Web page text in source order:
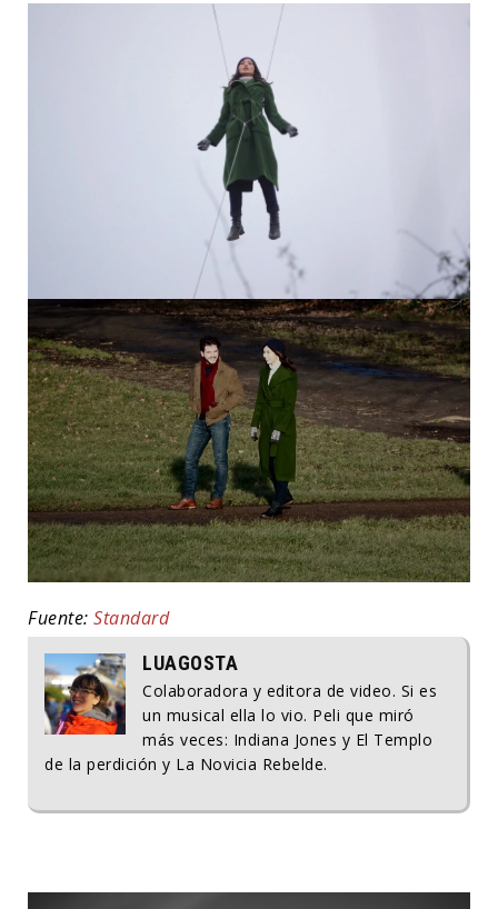
Fuente: Standard
LUAGOSTA
Colaboradora y editora de video. Si es
un musical ella lo vio. Peli que miró
más veces: Indiana Jones y El Templo
de la perdición y La Novicia Rebelde.